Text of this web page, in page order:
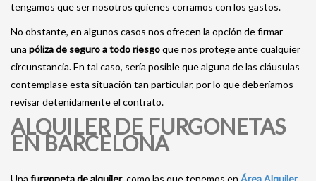
tengamos que ser nosotros quienes corramos con los gastos.
No obstante, en algunos casos nos ofrecen la opción de firmar
una póliza de seguro a todo riesgoque nos protege ante cualquier
circunstancia. En tal caso, sería posible que alguna de las cláusulas
contemplase esta situación tan particular, por lo que deberíamos
revisar detenidamente el contrato.
ALQUILER DE FURGONETAS
EN BARCELONA
Una furgoneta de alquiler, como las que tenemos en Área Alquiler,